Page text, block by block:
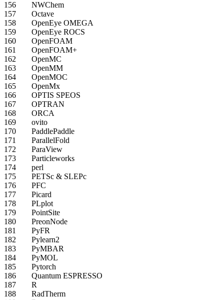
156
NWChem
157
Octave
158
OpenEye OMEGA
159
OpenEye ROCS
160
OpenFOAM
161
OpenFOAM+
162
OpenMC
163
OpenMM
164
OpenMOC
165
OpenMx
166
OPTIS SPEOS
167
OPTRAN
168
ORCA
169
ovito
170
PaddlePaddle
171
ParallelFold
172
ParaView
173
Particleworks
174
perl
175
PETSc & SLEPc
176
PFC
177
Picard
178
PLplot
179
PointSite
180
PreonNode
181
PyFR
182
Pylearn2
183
PyMBAR
184
PyMOL
185
Pytorch
186
Quantum ESPRESSO
187
R
188
RadTherm